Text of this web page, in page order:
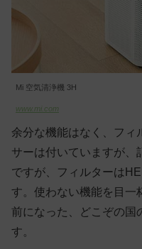
Mi 空気清浄機 3H
www.mi.com
余分な機能はなく、フィ
サーは付いていますが、
ですが、フィルターは
す。使わない機能を目一
前になった、どこぞの国
す。